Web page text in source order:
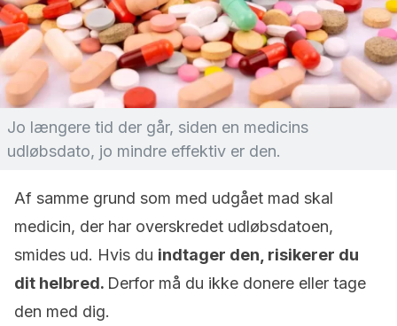
Jo længere tid der går, siden en medicins
udløbsdato, jo mindre effektiv er den.
Af samme grund som med udgået mad skal
medicin, der har overskredet udløbsdatoen,
smides ud. Hvis du indtager den, risikerer du
dit helbred. Derfor må du ikke donere eller tage
den med dig.